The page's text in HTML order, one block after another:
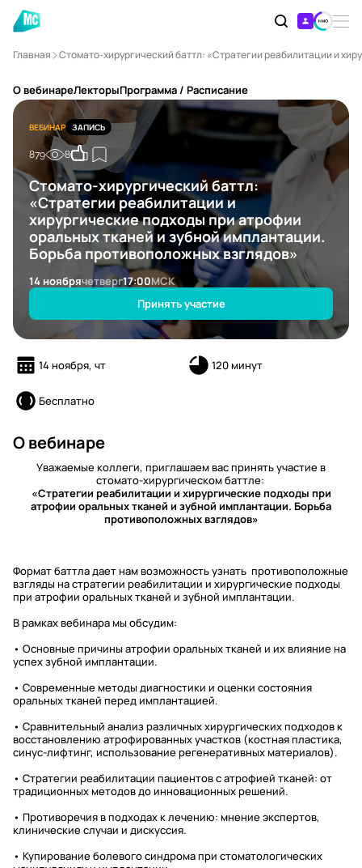
Главная Стомато-хирургический баттл: «Стратегии реабилитации и
О вебинареЛекторыПрограмма / Расписание
ВЕБИНАР ЗАПИСЬ
879 8
Стомато-хирургический баттл:
«Стратегии реабилитации и
хирургические подходы при атрофии
оральных тканей и зубной имплантации.
Борьба противоположных взглядов»
14 ноябрячетверг17:00МСК
Принять участие
14 ноября, чт 120 минут
Бесплатно
О вебинаре
Уважаемые коллеги, приглашаем вас принять участие в
стомато-хирургическом баттле:
«Стратегии реабилитации и хирургические подходы при
атрофии оральных тканей и зубной имплантации. Борьба
противоположных взглядов»
Формат баттла дает нам возможность узнать противоположные
взгляды на стратегии реабилитации и хирургические подходы
при атрофии оральных тканей и зубной имплантации.
В рамках вебинара мы обсудим:
• Основные причины атрофии оральных тканей и их влияние на
успех зубной имплантации.
• Современные методы диагностики и оценки состояния
оральных тканей перед имплантацией.
• Сравнительный анализ различных хирургических подходов к
восстановлению атрофированных участков (костная пластика,
синус-лифтинг, использование регенеративных материалов).
• Стратегии реабилитации пациентов с атрофией тканей: от
традиционных методов до инновационных решений.
• Противоречия в подходах к лечению: мнение экспертов,
клинические случаи и дискуссия.
• Купирование болевого синдрома при стоматологических